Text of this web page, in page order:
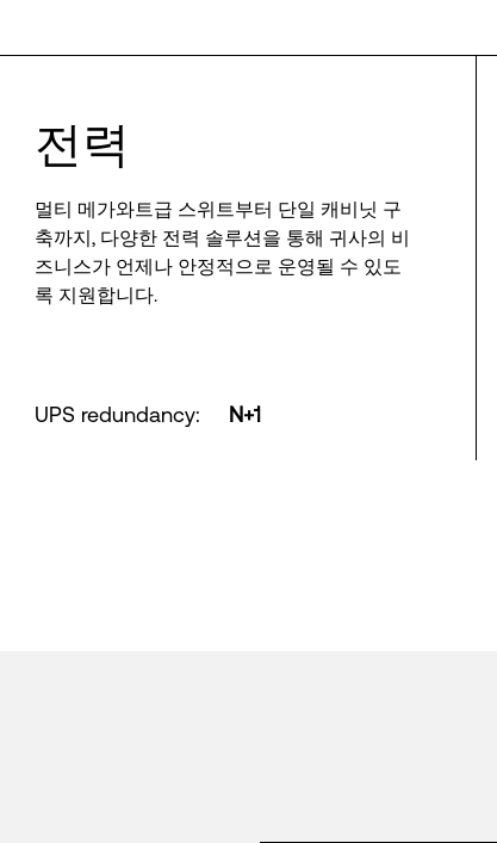
전력
멀티 메가와트급 스위트부터 단일 캐비닛 구
축까지, 다양한 전력 솔루션을 통해 귀사의 비
즈니스가 언제나 안정적으로 운영될 수 있도
록 지원합니다.
UPS redundancy: N+1